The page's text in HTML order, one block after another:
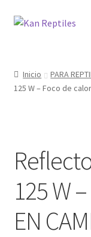
Ir
Ir
Tienda
Inicio PARA
125 W – Foco de calor
125 W
EN